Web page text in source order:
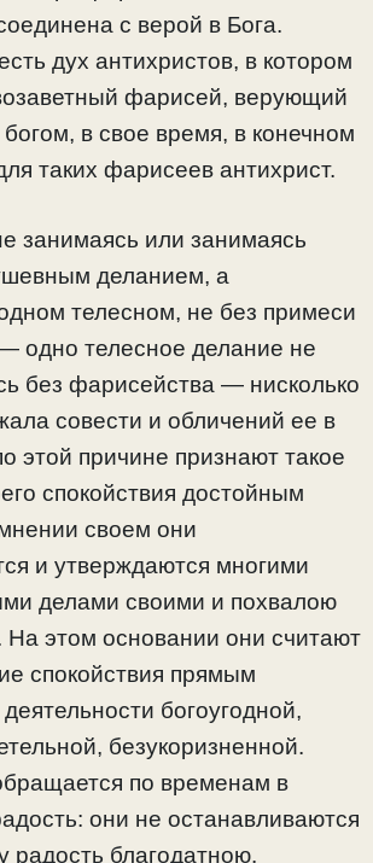
с верой в Бога.
дух антихристов, в котором
фарисей, верующий
в свое время, в конечном
таких фарисеев антихрист.
занимаясь или занимаясь
деланием, а
телесном, не без примеси
одно телесное делание не
без фарисейства — нисколько
совести и обличений ее в
этой причине признают такое
спокойствия достойным
своем они
и утверждаются многими
делами своими и похвалою
На этом основании они считают
спокойствия прямым
богоугодной,
безукоризненной.
по временам в
они не останавливаются
радость благодатною.